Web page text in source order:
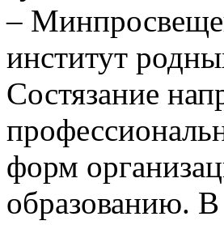
–
институт
Состязание
форм
образованию. В